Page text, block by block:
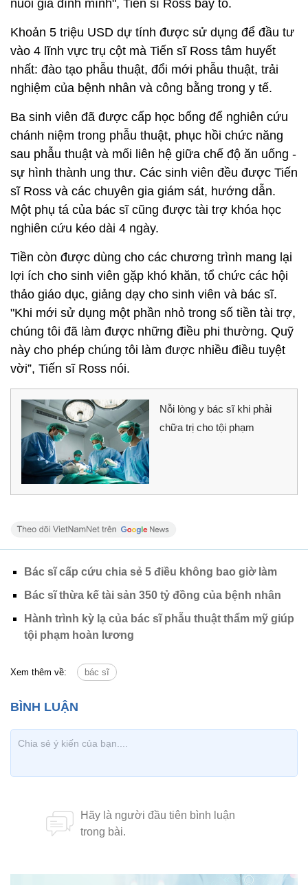
nuôi gia đình mình", Tiến sĩ Ross bày tỏ.
Khoản 5 triệu USD dự tính được sử dụng để đầu tư
vào 4 lĩnh vực trụ cột mà Tiến sĩ Ross tâm huyết
nhất: đào tạo phẫu thuật, đổi mới phẫu thuật, trải
nghiệm của bệnh nhân và công bằng trong y tế.
Ba sinh viên đã được cấp học bổng để nghiên cứu
chánh niệm trong phẫu thuật, phục hồi chức năng
sau phẫu thuật và mối liên hệ giữa chế độ ăn uống -
sự hình thành ung thư. Các sinh viên đều được Tiến
sĩ Ross và các chuyên gia giám sát, hướng dẫn.
Một phụ tá của bác sĩ cũng được tài trợ khóa học
nghiên cứu kéo dài 4 ngày.
Tiền còn được dùng cho các chương trình mang lại
lợi ích cho sinh viên gặp khó khăn, tổ chức các hội
thảo giáo dục, giảng dạy cho sinh viên và bác sĩ.
"Khi mới sử dụng một phần nhỏ trong số tiền tài trợ,
chúng tôi đã làm được những điều phi thường. Quỹ
này cho phép chúng tôi làm được nhiều điều tuyệt
vời”, Tiến sĩ Ross nói.
Nỗi lòng y bác sĩ khi phải
chữa trị cho tội phạm
Bác sĩ cấp cứu chia sẻ 5 điều không bao giờ làm
Bác sĩ thừa kế tài sản 350 tỷ đồng của bệnh nhân
Hành trình kỳ lạ của bác sĩ phẫu thuật thẩm mỹ giúp
tội phạm hoàn lương
Xem thêm về: bác sĩ